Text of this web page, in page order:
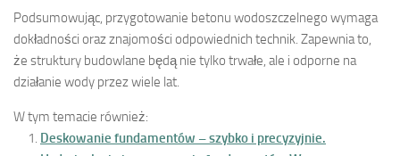
Podsumowując, przygotowanie betonu wodoszczelnego wymaga
dokładności oraz znajomości odpowiednich technik. Zapewnia to,
że struktury budowlane będą nie tylko trwałe, ale i odporne na
działanie wody przez wiele lat.
W tym temacie również:
Deskowanie fundamentów – szybko i precyzyjnie.